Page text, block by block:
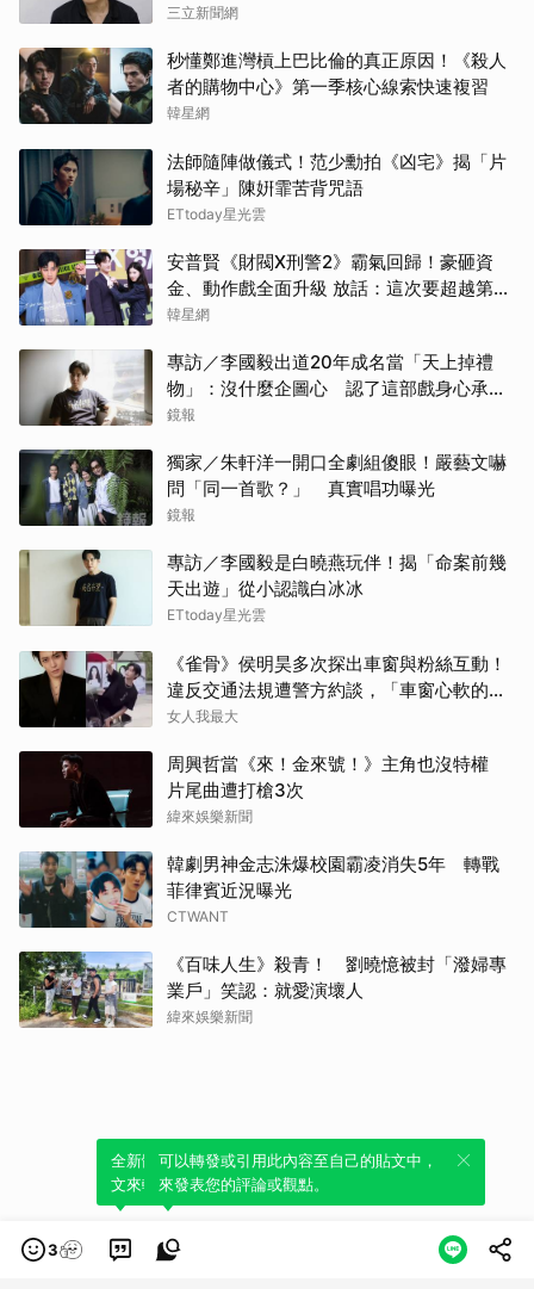
湯姆
林智
李星
山姆
三立新聞網
秒懂鄭進灣槓上巴比倫的真正原因！《殺人
者的購物中心》第一季核心線索快速複習
韓星網
法師隨陣做儀式！范少勳拍《凶宅》揭「片
場秘辛」陳姸霏苦背咒語
ETtoday星光雲
安普賢《財閥X刑警2》霸氣回歸！豪砸資
金、動作戲全面升級 放話：這次要超越第一
季
韓星網
專訪／李國毅出道20年成名當「天上掉禮
物」：沒什麼企圖心 認了這部戲身心承受
壓力最大
鏡報
獨家／朱軒洋一開口全劇組傻眼！嚴藝文嚇
問「同一首歌？」 真實唱功曝光
鏡報
專訪／李國毅是白曉燕玩伴！揭「命案前幾
天出遊」從小認識白冰冰
ETtoday星光雲
《雀骨》侯明昊多次探出車窗與粉絲互動！
違反交通法規遭警方約談，「車窗心軟的
神」上熱搜
女人我最大
周興哲當《來！金來號！》主角也沒特權
片尾曲遭打槍3次
緯來娛樂新聞
韓劇男神金志洙爆校園霸凌消失5年 轉戰
菲律賓近況曝光
CTWANT
《百味人生》殺青！ 劉曉憶被封「潑婦專
業戶」笑認：就愛演壞人
緯來娛樂新聞
3
全新體驗！一鍵引用此內容，透過發布貼
文來輕鬆表達個人立場。
可以轉發或引用此內容至自己的貼文中，
來發表您的評論或觀點。